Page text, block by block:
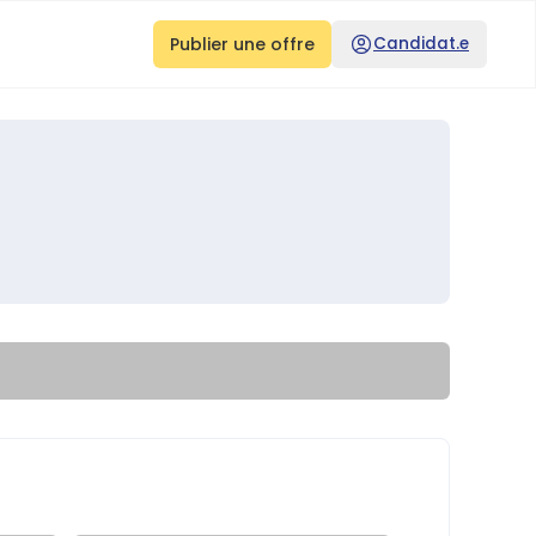
Publier une offre Candidat.e